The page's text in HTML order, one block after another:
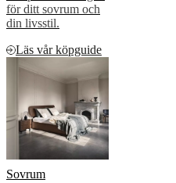
för ditt sovrum och
din livsstil.
Läs vår köpguide
Sovrum